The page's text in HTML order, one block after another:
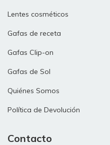
Lentes cosméticos
Gafas de receta
Gafas Clip-on
Gafas de Sol
Quiénes Somos
Política de Devolución
Contacto